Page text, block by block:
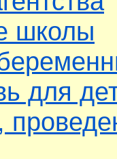
школы
для